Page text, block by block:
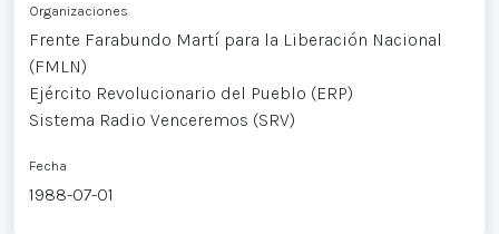
Organizaciones
Frente Farabundo Martí para la Liberación Nacional
(FMLN)
Ejército Revolucionario del Pueblo (ERP)
Sistema Radio Venceremos (SRV)
Fecha
1988-07-01